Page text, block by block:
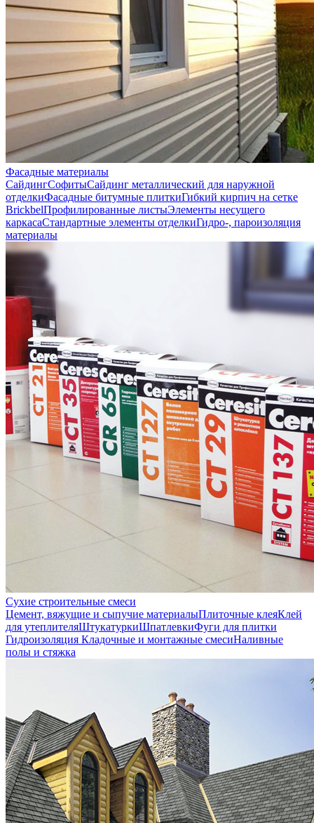
Фасадные материалы
СайдингСофитыСайдинг металлический для наружной
отделкиФасадные битумные плиткиГибкий кирпич на сетке
BrickbelПрофилированные листыЭлементы несущего
каркасаСтандартные элементы отделкиГидро-, пароизоляция
материалы
Сухие строительные смеси
Цемент, вяжущие и сыпучие материалыПлиточные клеяКлей
для утеплителяШтукатуркиШпатлевкиФуги для плитки
Гидроизоляция Кладочные и монтажные смесиНаливные
полы и стяжка